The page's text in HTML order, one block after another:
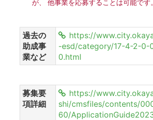
が、 他事業を応募することは可能です。
過去の
助成事
業など
https://
-esd/category/17-4-2-
0.html
募集要
項詳細
https://
shi/cmsfiles/contents/
60/